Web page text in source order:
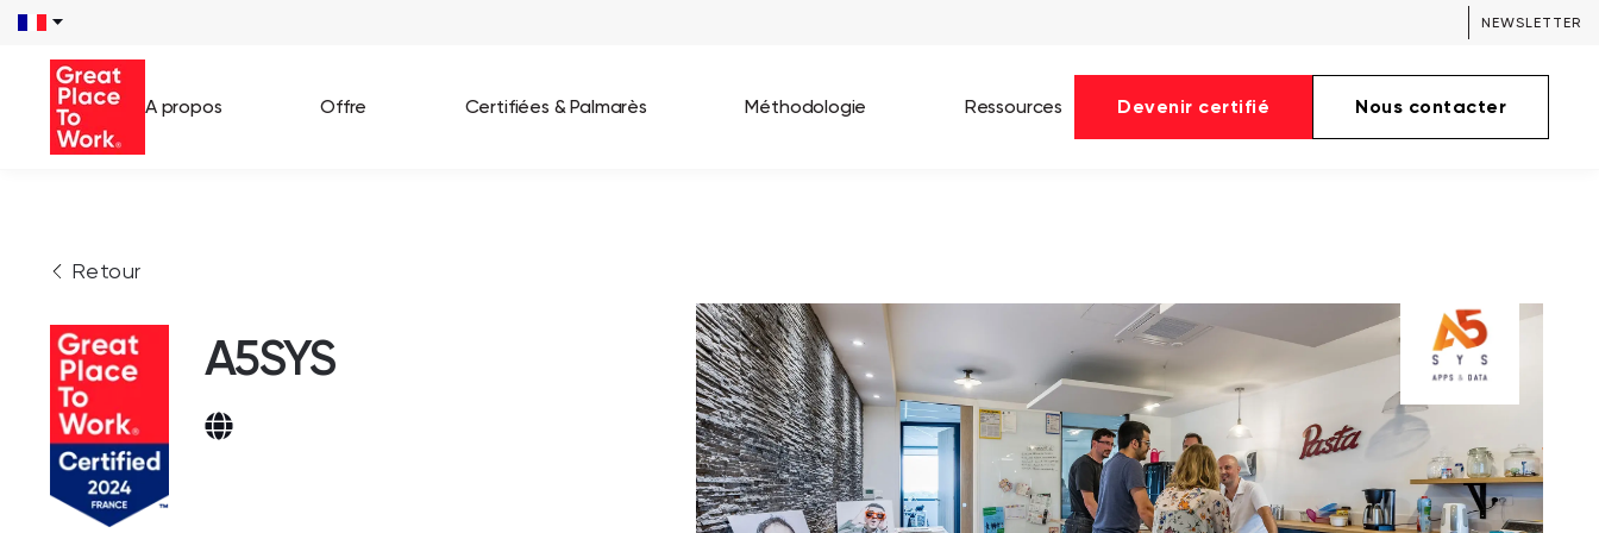
NEWSLETTER
A propos Offre Certifiées & Palmarès
Great Place To Work In Tech 2026
Best Workplaces For Women 2025
Best Workplaces Europe 2025
Tous nos palmarès
Méthodologie Ressources Devenir certifié Nous contacter
Retour
A5SYS